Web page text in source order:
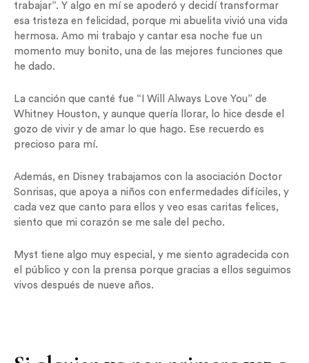
trabajar”. Y algo en mí se apoderó y decidí transformar
esa tristeza en felicidad, porque mi abuelita vivió una vida
hermosa. Amo mi trabajo y cantar esa noche fue un
momento muy bonito, una de las mejores funciones que
he dado.
La canción que canté fue “I Will Always Love You” de
Whitney Houston, y aunque quería llorar, lo hice desde el
gozo de vivir y de amar lo que hago. Ese recuerdo es
precioso para mí.
Además, en Disney trabajamos con la asociación Doctor
Sonrisas, que apoya a niños con enfermedades difíciles, y
cada vez que canto para ellos y veo esas caritas felices,
siento que mi corazón se me sale del pecho.
Myst tiene algo muy especial, y me siento agradecida con
el público y con la prensa porque gracias a ellos seguimos
vivos después de nueve años.